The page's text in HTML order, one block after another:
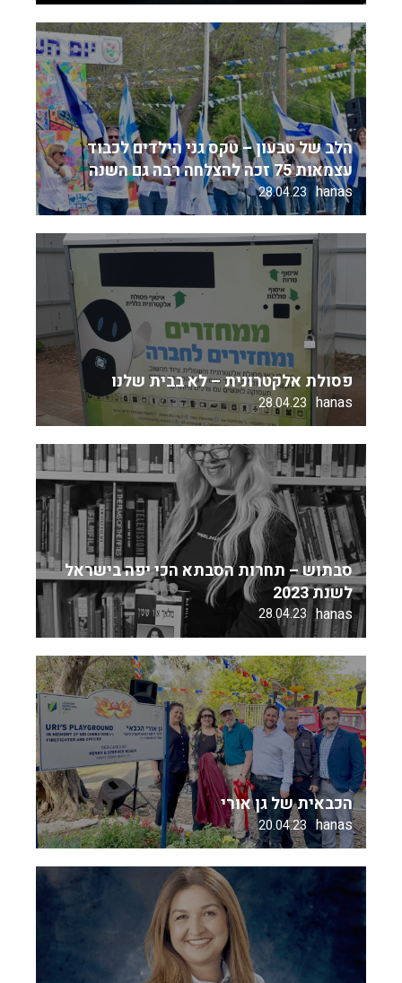
הלב של טבעון – טקס גני הילדים לכבוד
עצמאות 75 זכה להצלחה רבה גם השנה
hanas
28.04.23
פסולת אלקטרונית – לא בבית שלנו
hanas
28.04.23
סבתוש – תחרות הסבתא הכי יפה בישראל
לשנת 2023
hanas
28.04.23
הכבאית של גן אורי
hanas
20.04.23